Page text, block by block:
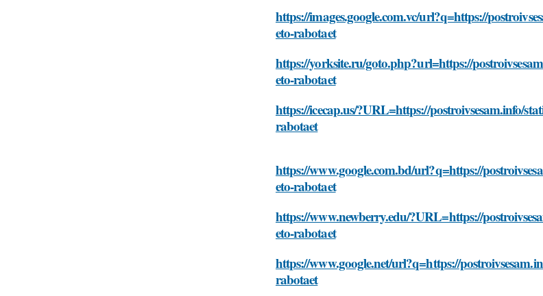
https://images.google.com.vc/url?q=https://
eto-rabotaet
https://yorksite.ru/goto.php?url=https://
eto-rabotaet
https://icecap.us/?URL=https://postroivsesam.info/
rabotaet
https://www.google.com.bd/url?q=https://
eto-rabotaet
https://www.newberry.edu/?URL=https://
eto-rabotaet
https://www.google.net/url?q=https://
rabotaet